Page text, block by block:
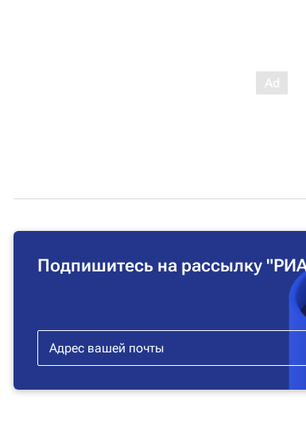
Подпишитесь на рассылку